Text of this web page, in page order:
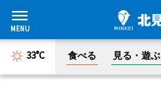
33°C 食べる 見る・遊ぶ